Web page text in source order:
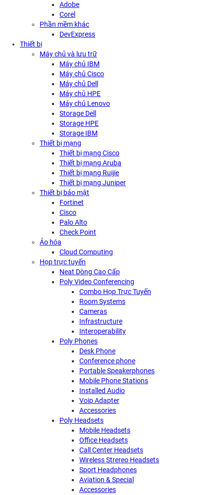
Adobe
Corel
Phần mềm khác
DevExpress
Thiết bị
Máy chủ và lưu trữ
Máy chủ IBM
Máy chủ Cisco
Máy chủ Dell
Máy chủ HPE
Máy chủ Lenovo
Storage Dell
Storage HPE
Storage IBM
Thiết bị mạng
Thiết bị mạng Cisco
Thiết bị mạng Aruba
Thiết bị mạng Ruijie
Thiết bị mạng Juniper
Thiết bị bảo mật
Fortinet
Cisco
Palo Alto
Check Point
Ảo hóa
Cloud Computing
Họp trực tuyến
Neat Dòng Cao Cấp
Poly Video Conferencing
Combo Họp Trực Tuyến
Room Systems
Cameras
Infrastructure
Interoperability
Poly Phones
Desk Phone
Conference phone
Portable Speakerphones
Mobile Phone Stations
Installed Audio
Voip Adapter
Accessories
Poly Headsets
Mobile Headsets
Office Headsets
Call Center Headsets
Wireless Strereo Headsets
Sport Headphones
Aviation & Special
Accessories